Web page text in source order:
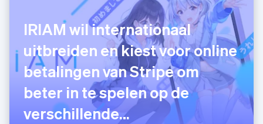
IRIAM wil internationaal
uitbreiden en kiest voor online
betalingen van Stripe om
beter in te spelen op de
verschillende
English Svenska
FrançaisEnglish
Gibraltar
English
Griekenland
English
Hongarije